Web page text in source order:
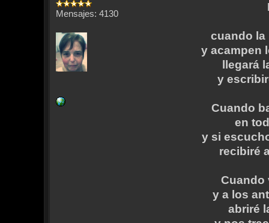
Mensajes: 4130
cuando la
y acampen
llegará
y
Cuando
en
y si
recibiré
Cuando
y a los
abriré